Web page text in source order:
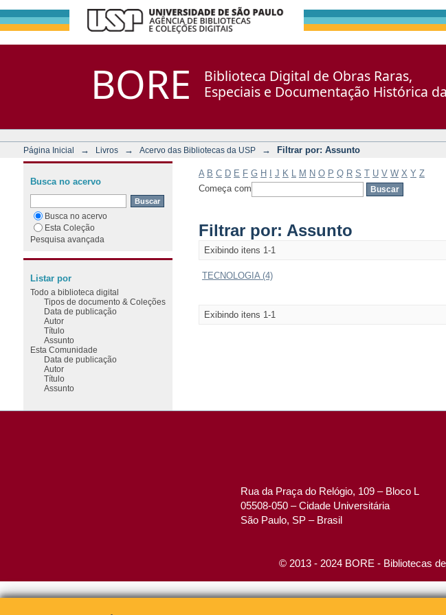
BORE
Biblioteca Digital de Obras Raras,
Especiais e Documentação Histórica
Página Inicial → Livros → Acervo das Bibliotecas da USP → Filtrar por: Assunto
A B C D E F G H J K M N O P Q R S T U V W X Y Z
Começa com
Filtrar por: Assunto
Exibindo itens 1-1
TECNOLOGIA (4)
Exibindo itens 1-1
Busca no acervo
Busca no acervo
Esta Coleção
Pesquisa avançada
Listar por
Todo a biblioteca digital
Tipos de documento & Coleções
Data de publicação
Autor
Título
Assunto
Esta Comunidade
Data de publicação
Autor
Título
Assunto
Rua da Praça do Relógio, 109 – Bloco L
05508-050 – Cidade Universitária
São Paulo, SP – Brasil
© 2013 - 2024 BORE - Bibliotecas